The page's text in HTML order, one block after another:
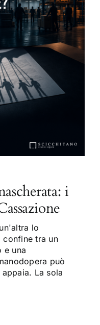
i
lo
confine tra un
e una
può
La sola